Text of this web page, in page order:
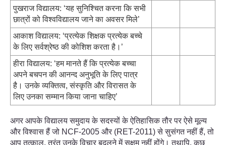
पुखराज विद्यालय: ‘यह सुनिश्चित करना कि सभी
छात्रों को विश्वविद्यालय जाने का अवसर मिले’
आकाश विद्यालय: ‘प्रत्येक शिक्षक प्रत्येक बच्चे
के लिए सर्वश्रेष्ठ की कोशिश करता है।’
हीरा विद्यालय: ‘हम मानते हैं कि प्रत्येक बच्चा
अपने बचपन की आनन्द अनुभूति के लिए पात्र
है। उनके व्यक्तित्व, संस्कृति और विरासत के
लिए उनका सम्मान किया जाना चाहिए’
अगर आपके विद्यालय समुदाय के सदस्यों के ऐतिहासिक तौर पर ऐसे मूल्य
और विश्वास हैं जो NCF-2005 और (RET-2011) से सुसंगत नहीं हैं, तो
आप तत्काल, तुरंत उनके विचार बदलने में सक्षम नहीं होंगे। तथापि, कुछ